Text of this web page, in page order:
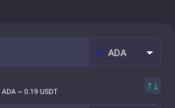
ADA
ADA ~ 0.19 USDT